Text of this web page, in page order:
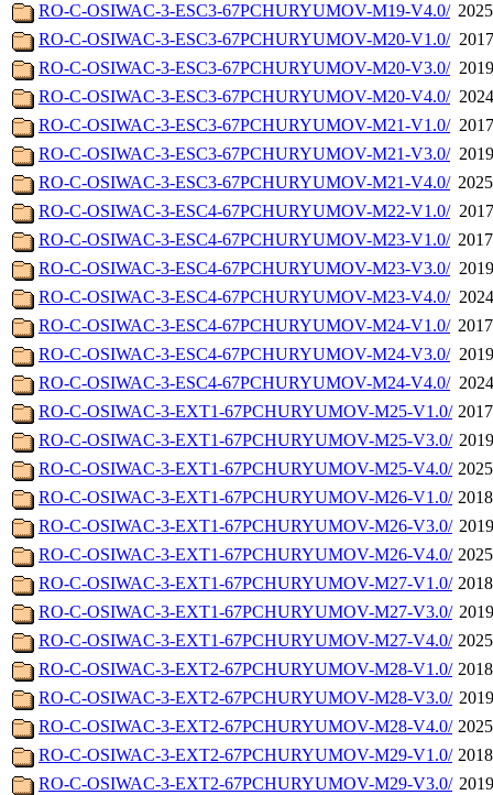
RO-C-OSIWAC-3-ESC3-67PCHURYUMOV-M19-V4.0/
RO-C-OSIWAC-3-ESC3-67PCHURYUMOV-M20-V1.0/
RO-C-OSIWAC-3-ESC3-67PCHURYUMOV-M20-V3.0/
RO-C-OSIWAC-3-ESC3-67PCHURYUMOV-M20-V4.0/
RO-C-OSIWAC-3-ESC3-67PCHURYUMOV-M21-V1.0/
RO-C-OSIWAC-3-ESC3-67PCHURYUMOV-M21-V3.0/
RO-C-OSIWAC-3-ESC3-67PCHURYUMOV-M21-V4.0/
RO-C-OSIWAC-3-ESC4-67PCHURYUMOV-M22-V1.0/
RO-C-OSIWAC-3-ESC4-67PCHURYUMOV-M23-V1.0/
RO-C-OSIWAC-3-ESC4-67PCHURYUMOV-M23-V3.0/
RO-C-OSIWAC-3-ESC4-67PCHURYUMOV-M23-V4.0/
RO-C-OSIWAC-3-ESC4-67PCHURYUMOV-M24-V1.0/
RO-C-OSIWAC-3-ESC4-67PCHURYUMOV-M24-V3.0/
RO-C-OSIWAC-3-ESC4-67PCHURYUMOV-M24-V4.0/
RO-C-OSIWAC-3-EXT1-67PCHURYUMOV-M25-V1.0/
RO-C-OSIWAC-3-EXT1-67PCHURYUMOV-M25-V3.0/
RO-C-OSIWAC-3-EXT1-67PCHURYUMOV-M25-V4.0/
RO-C-OSIWAC-3-EXT1-67PCHURYUMOV-M26-V1.0/
RO-C-OSIWAC-3-EXT1-67PCHURYUMOV-M26-V3.0/
RO-C-OSIWAC-3-EXT1-67PCHURYUMOV-M26-V4.0/
RO-C-OSIWAC-3-EXT1-67PCHURYUMOV-M27-V1.0/
RO-C-OSIWAC-3-EXT1-67PCHURYUMOV-M27-V3.0/
RO-C-OSIWAC-3-EXT1-67PCHURYUMOV-M27-V4.0/
RO-C-OSIWAC-3-EXT2-67PCHURYUMOV-M28-V1.0/
RO-C-OSIWAC-3-EXT2-67PCHURYUMOV-M28-V3.0/
RO-C-OSIWAC-3-EXT2-67PCHURYUMOV-M28-V4.0/
RO-C-OSIWAC-3-EXT2-67PCHURYUMOV-M29-V1.0/
RO-C-OSIWAC-3-EXT2-67PCHURYUMOV-M29-V3.0/